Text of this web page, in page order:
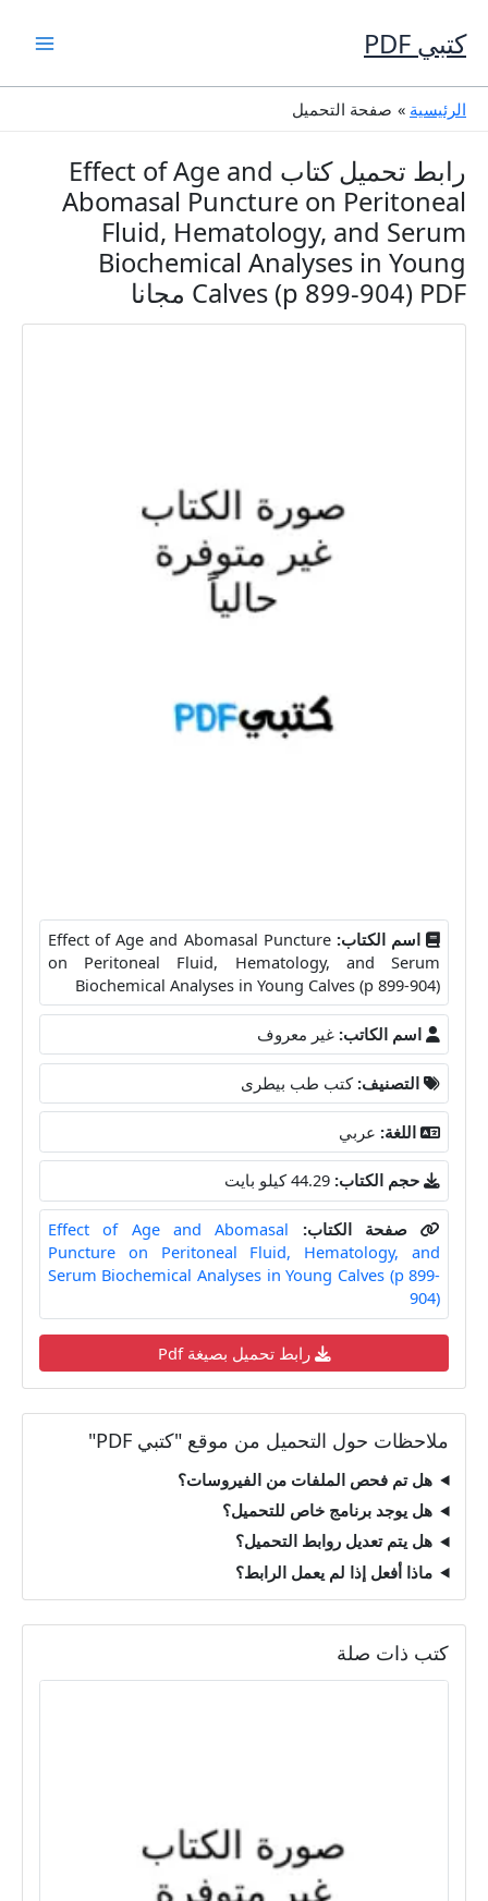
إلى
المحتوى
كتبي PDF
الرئيسية صفحة التحميل
رابط تحميل كتاب Effect of Age and
Abomasal Puncture on Peritoneal
Fluid, Hematology, and Serum
Biochemical Analyses in Young
Calves (p 899-904) PDF مجانا
اسم الكتاب: Effect of Age and Abomasal Puncture
on Peritoneal Fluid, Hematology, and Serum
Biochemical Analyses in Young Calves (p 899-904)
اسم الكاتب: غير معروف
التصنيف: كتب طب بيطرى
اللغة: عربي
حجم الكتاب: 44.29 كيلو بايت
صفحة الكتاب:
Effect of Age and Abomasal
Puncture on Peritoneal Fluid, Hematology, and
Serum Biochemical Analyses in Young Calves (p 899-
904)
رابط تحميل بصيغة Pdf
ملاحظات حول التحميل من موقع "كتبي PDF"
هل تم فحص الملفات من الفيروسات؟
هل يوجد برنامج خاص للتحميل؟
هل يتم تعديل روابط التحميل؟
ماذا أفعل إذا لم يعمل الرابط؟
كتب ذات صلة